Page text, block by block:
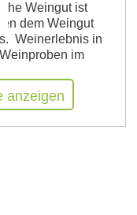
Weingut ist
dem Weingut
Weinerlebnis in
im
anzeigen